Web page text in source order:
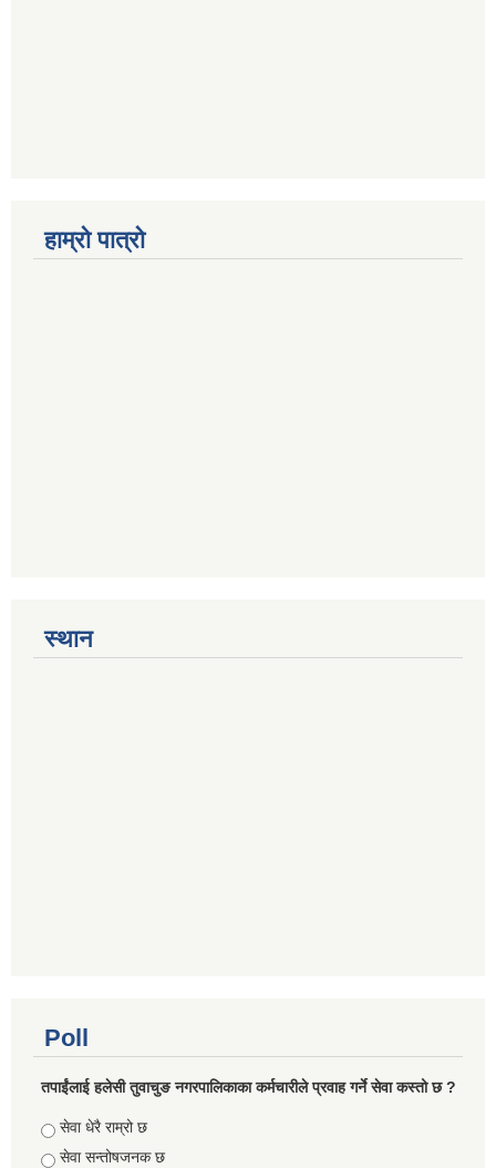
हाम्रो पात्रो
स्थान
Poll
तपाईंलाई हलेसी तुवाचुङ नगरपालिकाका कर्मचारीले प्रवाह गर्ने सेवा कस्तो छ ?
Choices
सेवा धेरै राम्रो छ
सेवा सन्तोषजनक छ